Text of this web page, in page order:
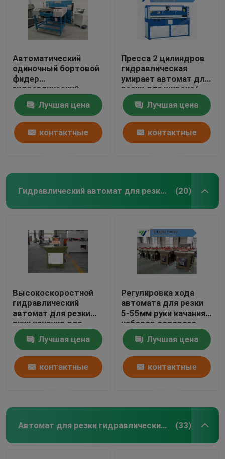
Автоматический
одиночный бортовой
фидер
гидравлический
умирает автомат для
резки для ЕВА/пены
Лучшая цена
контактные
Пресса 2 цилиндров
гидравлическая
умирает автомат для
резки для широко/
Мулти слоя
материаловЛучшая цена
контактные
Гидравлический автомат для резки руки качания (20)
Высокоскоростной
гидравлический
автомат для резки
руки качания для
делать кожаной
перчаткиЛучшая цена
контактные
Регулировка хода
автомата для резки
5-55мм руки качания
наборов сотового
телефона
гидравлическая
Лучшая цена
контактные
Автомат для резки гидравлический путешествовать главный (33)